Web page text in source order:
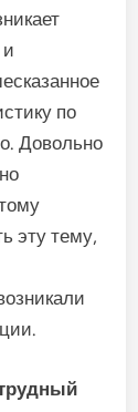
по
Довольно
эту тему,